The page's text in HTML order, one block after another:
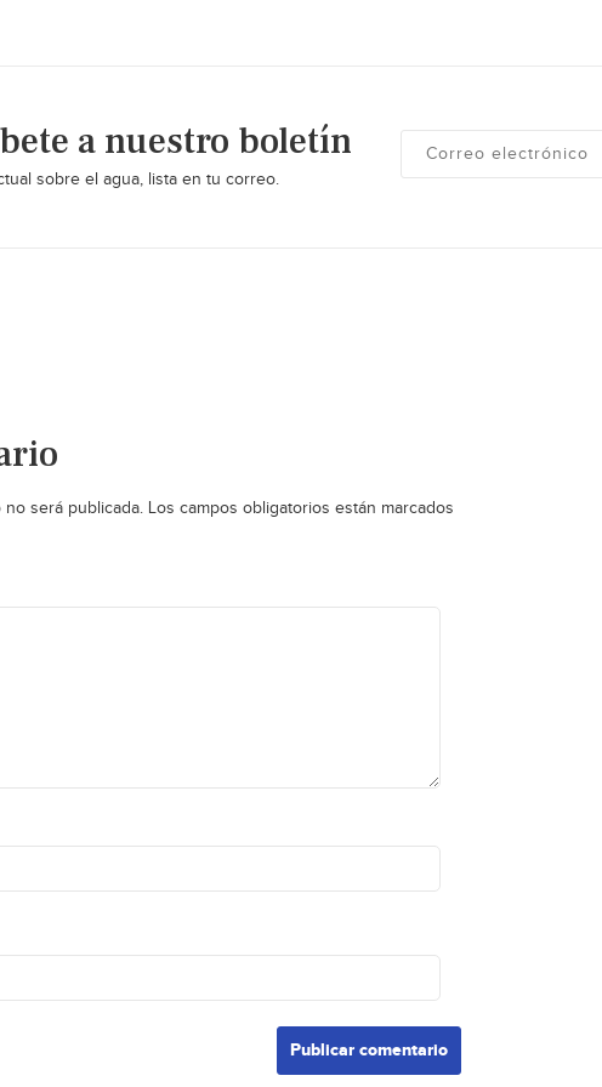
a nuestro boletín
sobre el agua, lista en tu correo.
será publicada. Los campos obligatorios están marcados